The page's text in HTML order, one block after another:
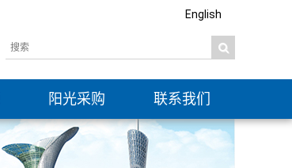
English
阳光采购
信息公开
联系我们